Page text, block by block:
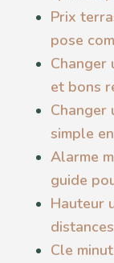
Prix
pose
Changer
et bons
simple
Alarme
guide
Hauteur
Cle